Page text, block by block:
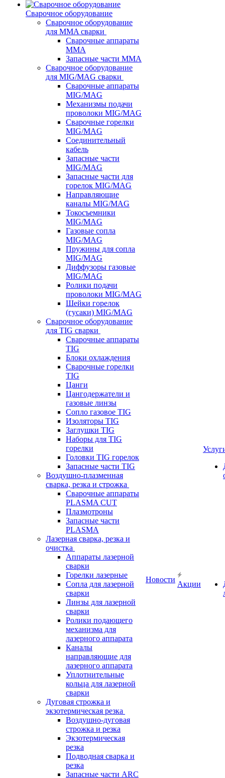
Сварочное оборудование
Сварочное оборудование
для MMA сварки
Сварочные аппараты
MMA
Запасные части MMA
Сварочное оборудование
для MIG/MAG сварки
Сварочные аппараты
MIG/MAG
Механизмы подачи
проволоки MIG/MAG
Сварочные горелки
MIG/MAG
Соединительный
кабель
Запасные части
MIG/MAG
Запасные части для
горелок MIG/MAG
Направляющие
каналы MIG/MAG
Токосъемники
MIG/MAG
Газовые сопла
MIG/MAG
Пружины для сопла
MIG/MAG
Диффузоры газовые
MIG/MAG
Ролики подачи
проволоки MIG/MAG
Шейки горелок
(гусаки) MIG/MAG
Сварочное оборудование
для TIG сварки
Сварочные аппараты
TIG
Блоки охлаждения
Сварочные горелки
TIG
Цанги
Цангодержатели и
газовые линзы
Сопло газовое TIG
Изоляторы TIG
Заглушки TIG
Наборы для TIG
горелки
Головки TIG горелок
Запасные части TIG
Воздушно-плазменная
сварка, резка и строжка
Сварочные аппараты
PLASMA CUT
Плазмотроны
Запасные части
PLASMA
Лазерная сварка, резка и
очистка
Аппараты лазерной
сварки
Горелки лазерные
Сопла для лазерной
сварки
Линзы для лазерной
сварки
Ролики подающего
механизма для
лазерного аппарата
Каналы
направляющие для
лазерного аппарата
Уплотнительные
кольца для лазерной
сварки
Дуговая строжка и
экзотермическая резка
Воздушно-дуговая
строжка и резка
Экзотермическая
резка
Подводная сварка и
резка
Запасные части ARC
Новости
Акции